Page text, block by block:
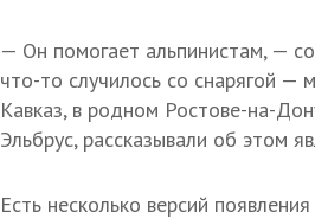
— Он помогает альпинистам, —
что-то случилось со снарягой
Кавказ, в родном Ростове-на-
Эльбрус, рассказывали об этом
Есть несколько версий